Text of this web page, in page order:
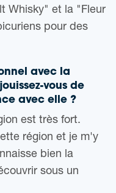
Whisky" et la "Fleur
pour des
avec la
vous de
avec elle ?
est très fort.
région et je m'y
bien la
sous un